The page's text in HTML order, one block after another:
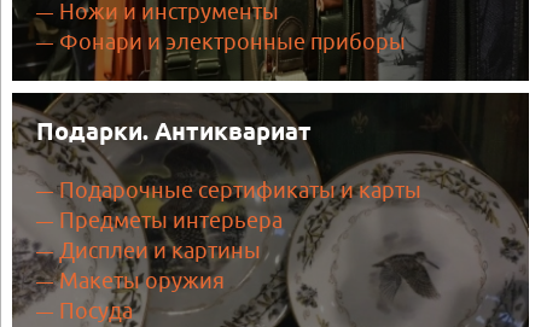
Ножи и инструменты
Фонари и электронные приборы
Подарки. Антиквариат
Подарочные сертификаты и карты
Предметы интерьера
Дисплеи и картины
Макеты оружия
Посуда